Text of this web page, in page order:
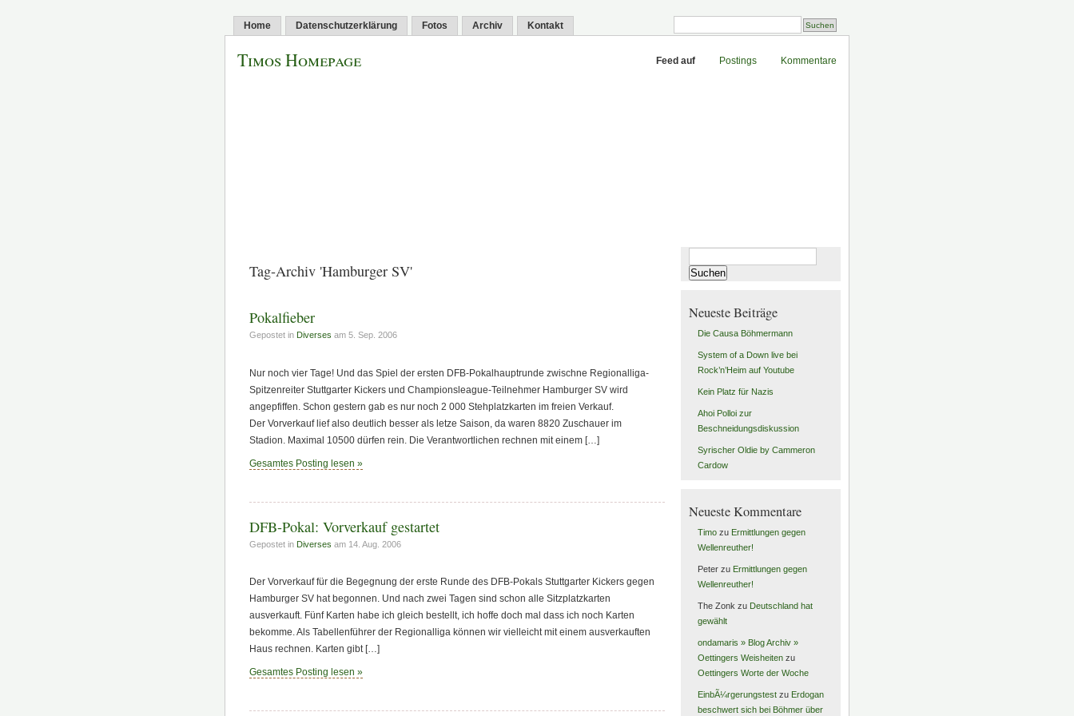
Home Datenschutzerklärung Fotos Archiv Kontakt
Timos Homepage Feed auf Postings Kommentare
Tag-Archiv 'Hamburger SV'
Pokalfieber
Gepostet in Diverses am 5. Sep. 2006
Nur noch vier Tage! Und das Spiel der ersten DFB-Pokalhauptrunde zwischne Regionalliga-
Spitzenreiter Stuttgarter Kickers und Championsleague-Teilnehmer Hamburger SV wird
angepfiffen. Schon gestern gab es nur noch 2 000 Stehplatzkarten im freien Verkauf.
Der Vorverkauf lief also deutlich besser als letze Saison, da waren 8820 Zuschauer im
Stadion. Maximal 10500 dürfen rein. Die Verantwortlichen rechnen mit einem […]
Gesamtes Posting lesen »
DFB-Pokal: Vorverkauf gestartet
Gepostet in Diverses am 14. Aug. 2006
Der Vorverkauf für die Begegnung der erste Runde des DFB-Pokals Stuttgarter Kickers gegen
Hamburger SV hat begonnen. Und nach zwei Tagen sind schon alle Sitzplatzkarten
ausverkauft. Fünf Karten habe ich gleich bestellt, ich hoffe doch mal dass ich noch Karten
bekomme. Als Tabellenführer der Regionalliga können wir vielleicht mit einem ausverkauften
Haus rechnen. Karten gibt […]
Gesamtes Posting lesen »
nach:
Neueste Beiträge
Die Causa Böhmermann
System of a Down live bei
Rock’n’Heim auf Youtube
Kein Platz für Nazis
Ahoi Polloi zur
Beschneidungsdiskussion
Syrischer Oldie by Cammeron
Cardow
Neueste Kommentare
Timozu Ermittlungen gegen
Wellenreuther!
Peterzu Ermittlungen gegen
Wellenreuther!
The Zonk zu Deutschland hat
gewählt
ondamaris » Blog Archiv »
Oettingers Weisheitenzu
Oettingers Worte der Woche
EinbÃ¼rgerungstestzu Erdogan
beschwert sich bei Böhmer über